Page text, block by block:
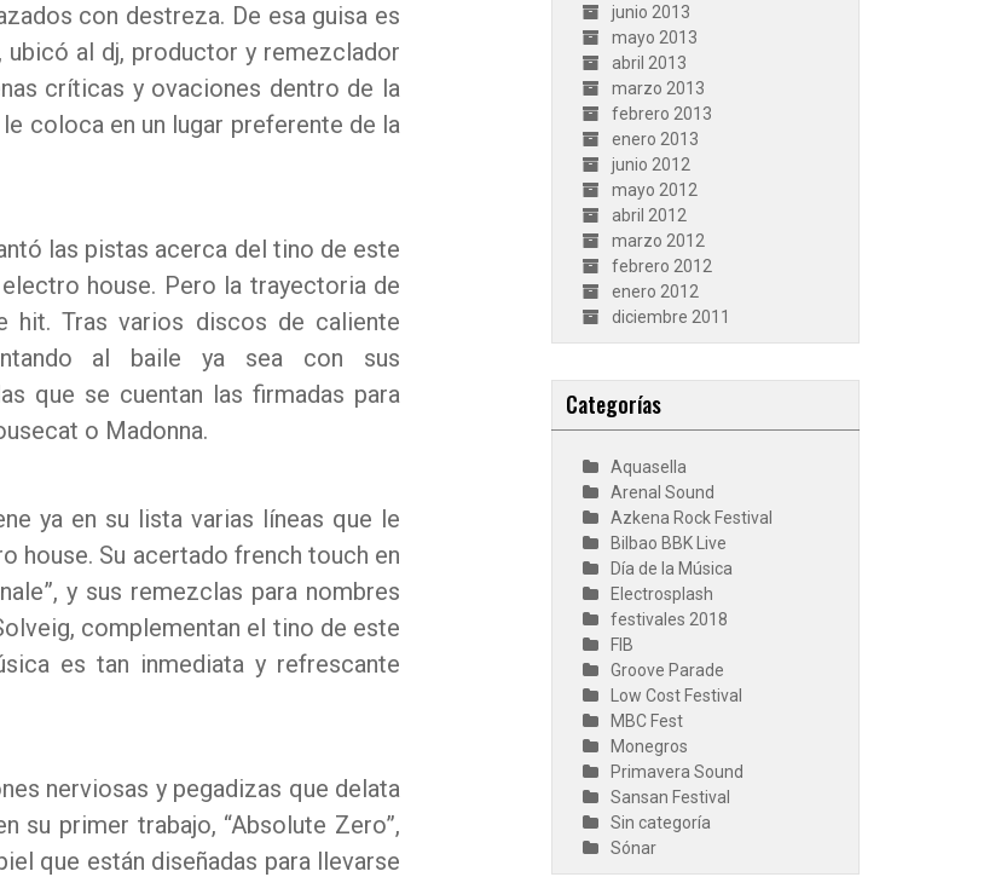
con destreza. De esa guisa es
ubicó al dj, productor y remezclador
críticas y ovaciones dentro de la
coloca en un lugar preferente de la
las pistas acerca del tino de este
house. Pero la trayectoria de
hit. Tras varios discos de caliente
al baile ya sea con sus
que se cuentan las firmadas para
o Madonna.
ya en su lista varias líneas que le
house. Su acertado french touch en
y sus remezclas para nombres
complementan el tino de este
es tan inmediata y refrescante
nerviosas y pegadizas que delata
su primer trabajo, “Absolute Zero”,
que están diseñadas para llevarse
junio 2013
mayo 2013
abril 2013
marzo 2013
febrero 2013
enero 2013
junio 2012
mayo 2012
abril 2012
marzo 2012
febrero 2012
enero 2012
diciembre 2011
Categorías
Aquasella
Arenal Sound
Azkena Rock Festival
Bilbao BBK Live
Día de la Música
Electrosplash
festivales 2018
FIB
Groove Parade
Low Cost Festival
MBC Fest
Monegros
Primavera Sound
Sansan Festival
Sin categoría
Sónar